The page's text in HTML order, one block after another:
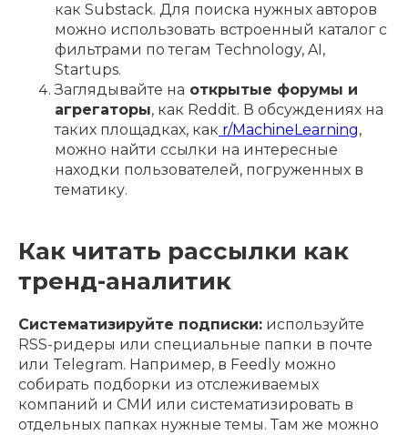
как Substack. Для поиска нужных авторов
можно использовать встроенный каталог с
фильтрами по тегам Technology, AI,
Startups.
Заглядывайте на открытые форумы и
агрегаторы, как Reddit. В обсуждениях на
таких площадках, как r/MachineLearning,
можно найти ссылки на интересные
находки пользователей, погруженных в
тематику.
Как читать рассылки как
тренд-аналитик
Систематизируйте подписки: используйте
RSS-ридеры или специальные папки в почте
или Telegram. Например, в Feedly можно
собирать подборки из отслеживаемых
компаний и СМИ или систематизировать в
отдельных папках нужные темы. Там же можно